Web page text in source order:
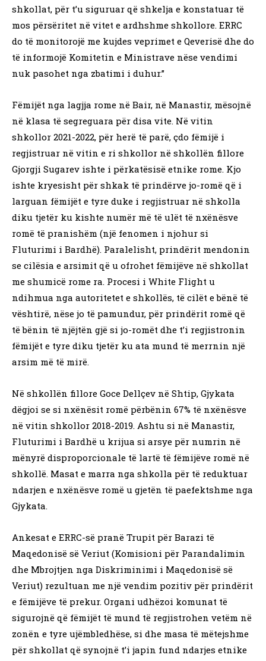
shkollat, për t’u siguruar që shkelja e konstatuar të
mos përsëritet në vitet e ardhshme shkollore. ERRC
do të monitorojë me kujdes veprimet e Qeverisë dhe do
të informojë Komitetin e Ministrave nëse vendimi
nuk pasohet nga zbatimi i duhur.”
Fëmijët nga lagjja rome në Bair, në Manastir, mësojnë
në klasa të segreguara për disa vite. Në vitin
shkollor 2021-2022, për herë të parë, çdo fëmijë i
regjistruar në vitin e ri shkollor në shkollën fillore
Gjorgji Sugarev ishte i përkatësisë etnike rome. Kjo
ishte kryesisht për shkak të prindërve jo-romë që i
larguan fëmijët e tyre duke i regjistruar në shkolla
diku tjetër ku kishte numër më të ulët të nxënësve
romë të pranishëm (një fenomen i njohur si
Fluturimi i Bardhë). Paralelisht, prindërit mendonin
se cilësia e arsimit që u ofrohet fëmijëve në shkollat
me shumicë rome ra. Procesi i White Flight u
ndihmua nga autoritetet e shkollës, të cilët e bënë të
vështirë, nëse jo të pamundur, për prindërit romë që
të bënin të njëjtën gjë si jo-romët dhe t’i regjistronin
fëmijët e tyre diku tjetër ku ata mund të merrnin një
arsim më të mirë.
Në shkollën fillore Goce Dellçev në Shtip, Gjykata
dëgjoi se si nxënësit romë përbënin 67% të nxënësve
në vitin shkollor 2018-2019. Ashtu si në Manastir,
Fluturimi i Bardhë u krijua si arsye për numrin në
mënyrë disproporcionale të lartë të fëmijëve romë në
shkollë. Masat e marra nga shkolla për të reduktuar
ndarjen e nxënësve romë u gjetën të paefektshme nga
Gjykata.
Ankesat e ERRC-së pranë Trupit për Barazi të
Maqedonisë së Veriut (Komisioni për Parandalimin
dhe Mbrojtjen nga Diskriminimi i Maqedonisë së
Veriut) rezultuan me një vendim pozitiv për prindërit
e fëmijëve të prekur. Organi udhëzoi komunat të
sigurojnë që fëmijët të mund të regjistrohen vetëm në
zonën e tyre ujëmbledhëse, si dhe masa të mëtejshme
për shkollat që synojnë t’i japin fund ndarjes etnike